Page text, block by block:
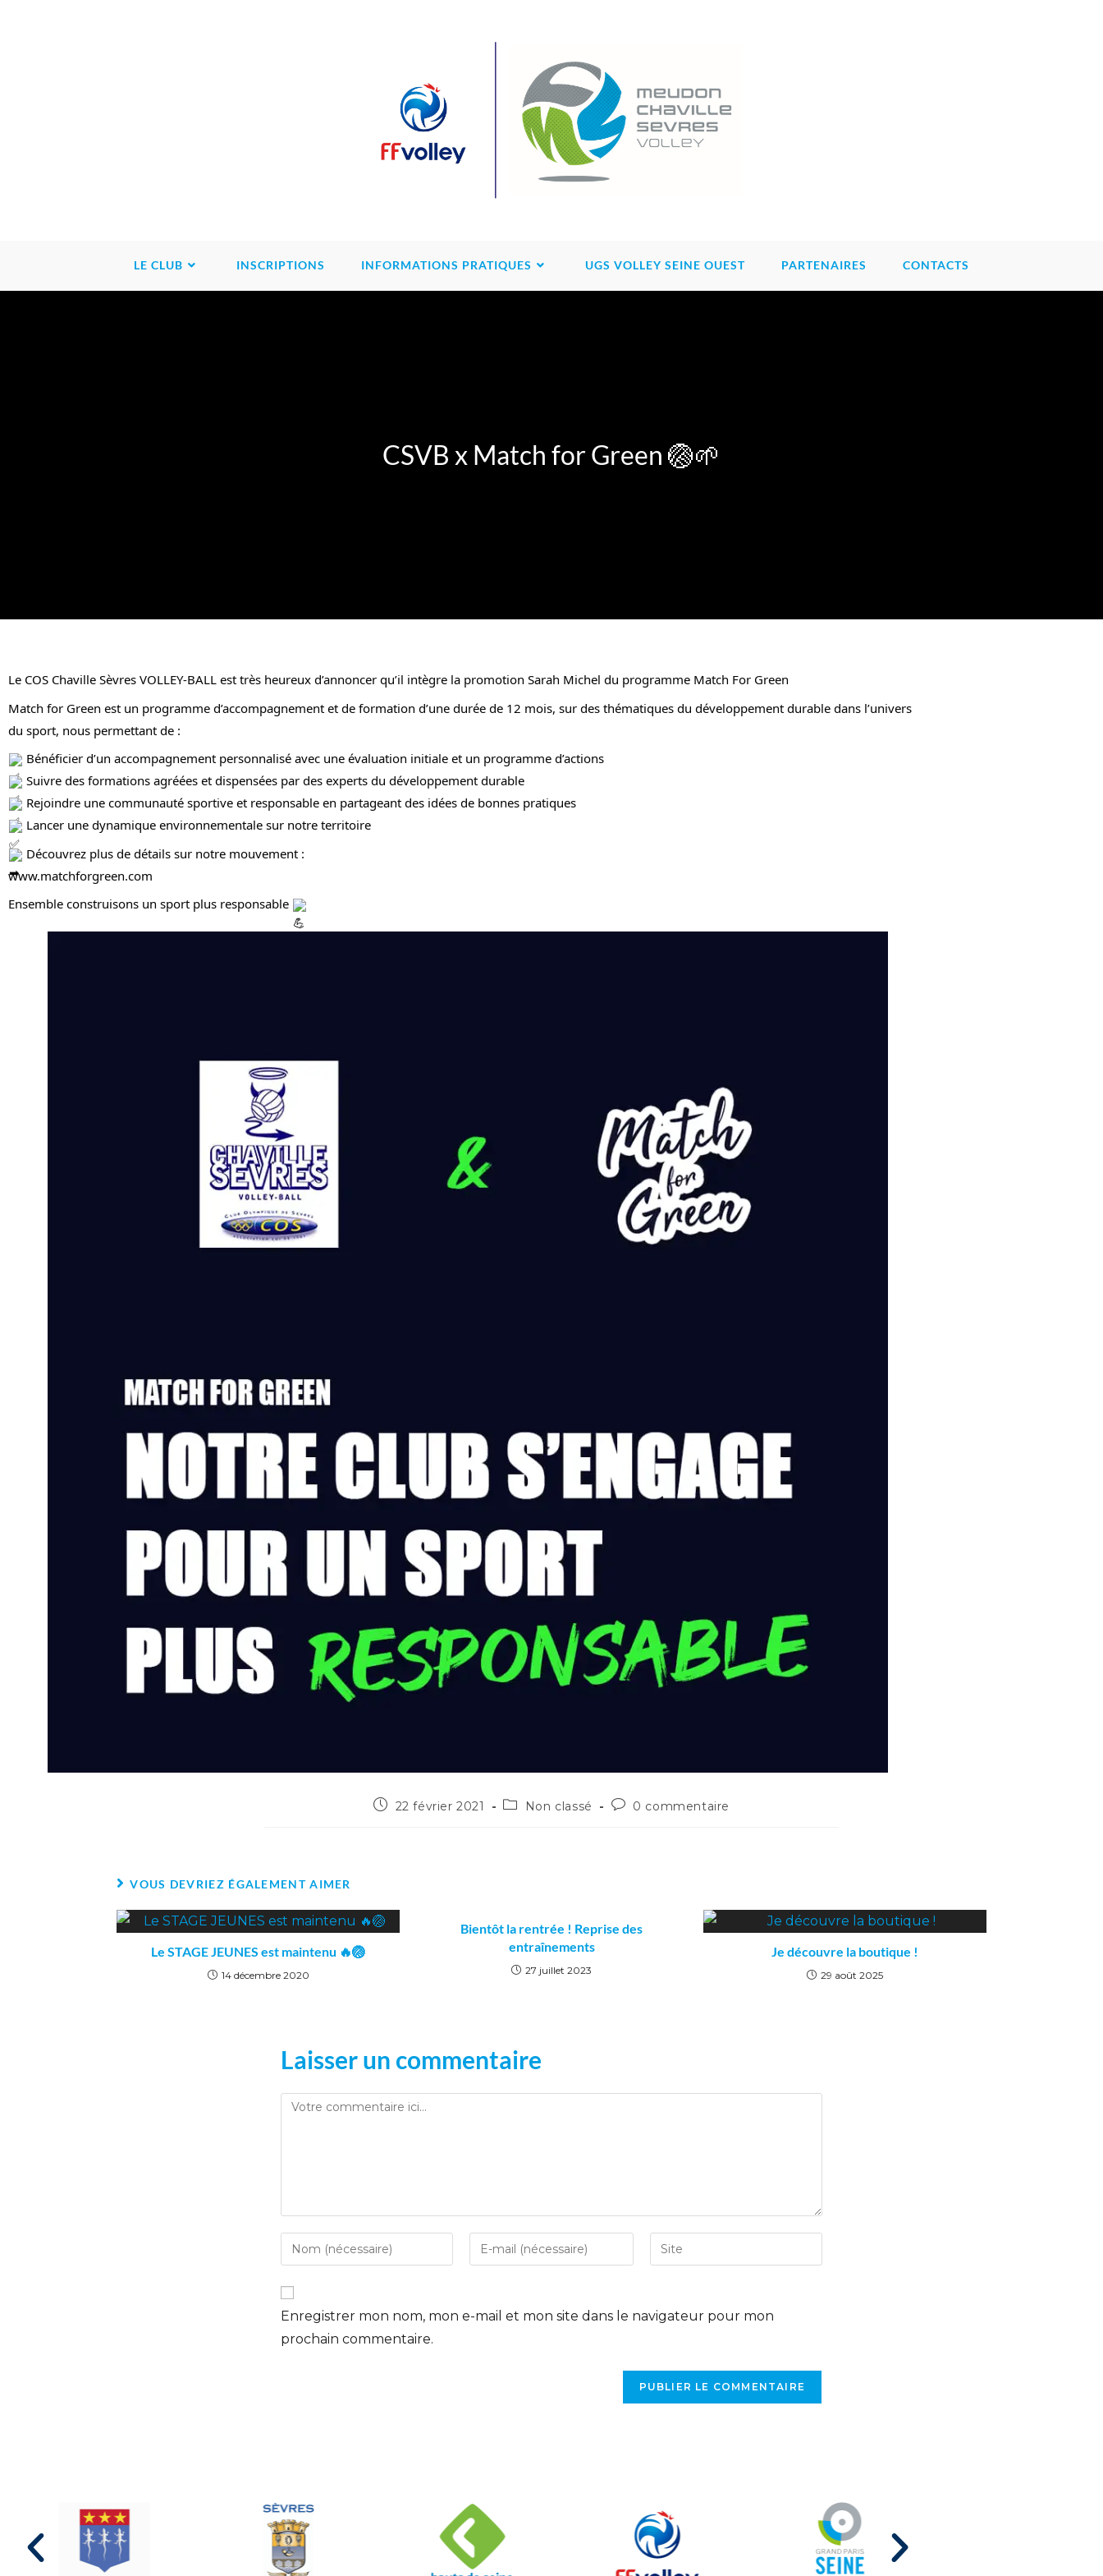
LE CLUB INSCRIPTIONS INFORMATIONS PRATIQUES UGS VOLLEY SEINE OUEST PARTENAIRES CONTACTS
CSVB x Match for Green 🏐🌱
Le COS Chaville Sèvres VOLLEY-BALL est très heureux d’annoncer qu’il intègre la promotion Sarah Michel du programme Match For Green
Match for Green est un programme d’accompagnement et de formation d’une durée de 12 mois, sur des thématiques du développement durable dans l’univers
du sport, nous permettant de :
Bénéficier d’un accompagnement personnalisé avec une évaluation initiale et un programme d’actions
Suivre des formations agréées et dispensées par des experts du développement durable
Rejoindre une communauté sportive et responsable en partageant des idées de bonnes pratiques
Lancer une dynamique environnementale sur notre territoire
Découvrez plus de détails sur notre mouvement :
www.matchforgreen.com
Ensemble construisons un sport plus responsable
22 février 2021 Non classé 0 commentaire
VOUS DEVRIEZ ÉGALEMENT AIMER
Le STAGE JEUNES est maintenu 🔥🏐
14 décembre 2020
Bientôt la rentrée ! Reprise des
entraînements
27 juillet 2023
Je découvre la boutique !
29 août 2025
Laisser un commentaire
Enregistrer mon nom, mon e-mail et mon site dans le navigateur pour mon
prochain commentaire.